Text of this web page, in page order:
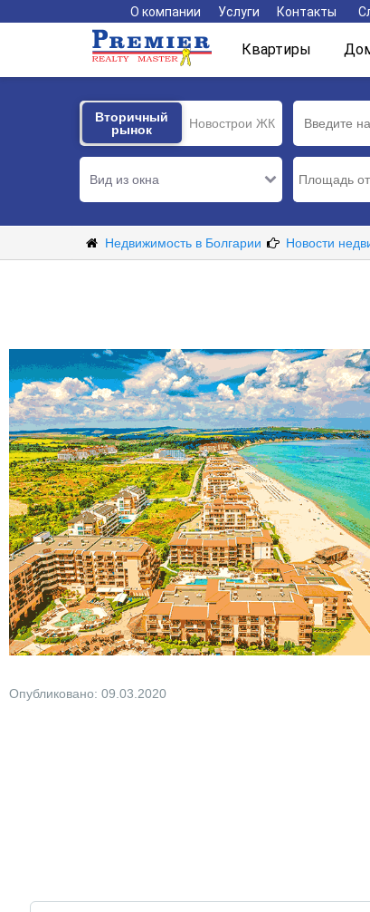
О компании Услуги Контакты
Квартиры
Вторичный
рынок
Новострои ЖК
Вторичный
рынок
Вид из окна
Недвижимость в Болгарии Новости
Опубликовано: 09.03.2020